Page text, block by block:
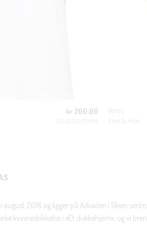
kr 200.00 BUKSE
Lexi bukse
august 2018 og ligger på Arkaden i Skien
kvinneskikkelse i «Et dukkehjem», og vi